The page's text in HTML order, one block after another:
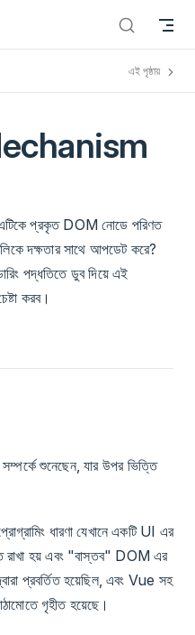
এই পৃষ্ঠায়
প্রকৃত DOM নোডে পরিণত
দক্ষতার সাথে আপডেট করে?
পদ্ধতিতে ডুব দিয়ে এই
করব।
শুনেছেন, যার উপর ভিত্তি
ধারণা যেখানে একটি UI এর
রাখা হয় এবং "বাস্তব" DOM ​​এর
প্রবর্তিত হয়েছিল, এবং Vue সহ
গৃহীত হয়েছে।